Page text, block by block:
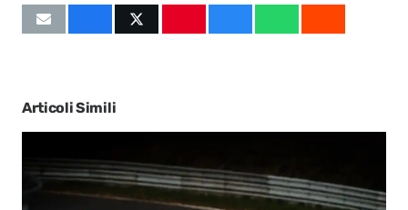
Articoli Simili